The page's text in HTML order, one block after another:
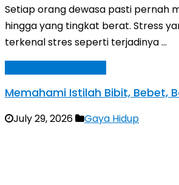
Setiap orang dewasa pasti pernah
hingga yang tingkat berat. Stress
terkenal stres seperti terjadinya …
Memahami Istilah Bibit, Bebet,
July 29, 2026 Gaya Hidup